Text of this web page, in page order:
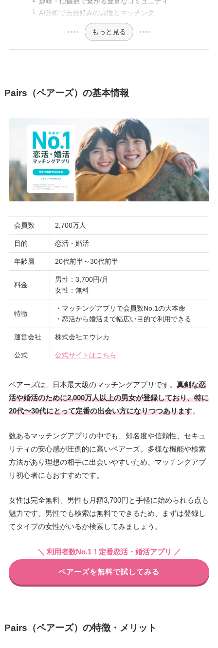
AI分析で自分好みの異性とマッチング
もっと見る
Pairs（ペアーズ）の基本情報
会員数 2,700万人
目的 恋活・婚活
年齢層 20代前半～30代前半
料金
男性：3,700円/月
女性：無料
特徴
・マッチングアプリで会員数No.1の大本命
・恋活から婚活まで幅広い目的で利用できる
運営会社 株式会社エウレカ
公式 公式サイトはこちら
ペアーズは、日本最大級のマッチングアプリです。 真剣な恋
活や婚活のために2,000万人以上の男女が登録しており、特に
20代〜30代にとって定番の出会い方になりつつあります。
数あるマッチングアプリの中でも、知名度や信頼性、セキュ
リティの安心感が圧倒的に高いペアーズ。多様な機能や検索
方法があり理想の相手に出会いやすいため、マッチングアプ
リ初心者にもおすすめです。
女性は完全無料、男性も月額3,700円と手軽に始められる点も
魅力です。男性でも検索は無料でできるため、まずは登録し
てタイプの女性がいるか検索してみましょう。
＼ 利用者数No.1！定番恋活・婚活アプリ ／
ペアーズを無料で試してみる
Pairs（ペアーズ）の特徴・メリット